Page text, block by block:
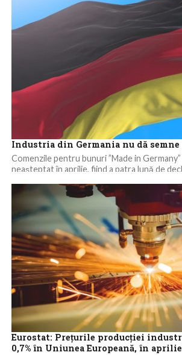
Industria din Germania nu dă semne
Comenzile pentru bunuri ”Made in
neaşteptat în aprilie, fiind a patra lună de
Eurostat: Preţurile producţiei
0,7% în Uniunea Europeană, în aprilie